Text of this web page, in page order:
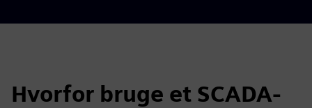
Hvorfor bruge et SCADA-